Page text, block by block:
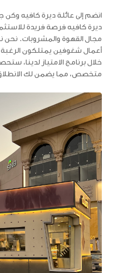
انضم إلى عائلة ديرة كافيه وكن
ديرة كافيه فرصة فريدة
مجال القهوة والمشروبات.
أعمال شغوفين يمتلكون الرغبة
خلال برنامج الامتياز لدينا،
متخصص، مما يضمن لك الانطلاق